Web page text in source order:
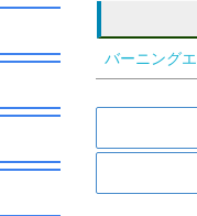
バーニング